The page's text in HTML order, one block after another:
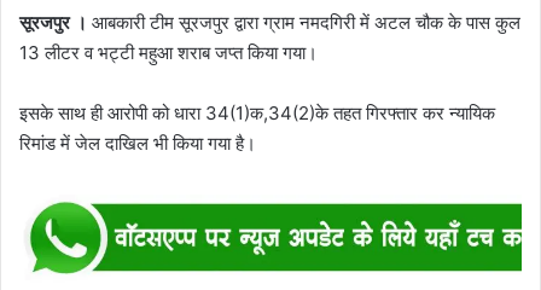
सूरजपुर । आबकारी टीम सूरजपुर द्वारा ग्राम नमदगिरी में अटल चौक के पास कुल
13 लीटर व भट्टी महुआ शराब जप्त किया गया।
इसके साथ ही आरोपी को धारा 34(1)क,34(2)के तहत गिरफ्तार कर न्यायिक
रिमांड में जेल दाखिल भी किया गया है।